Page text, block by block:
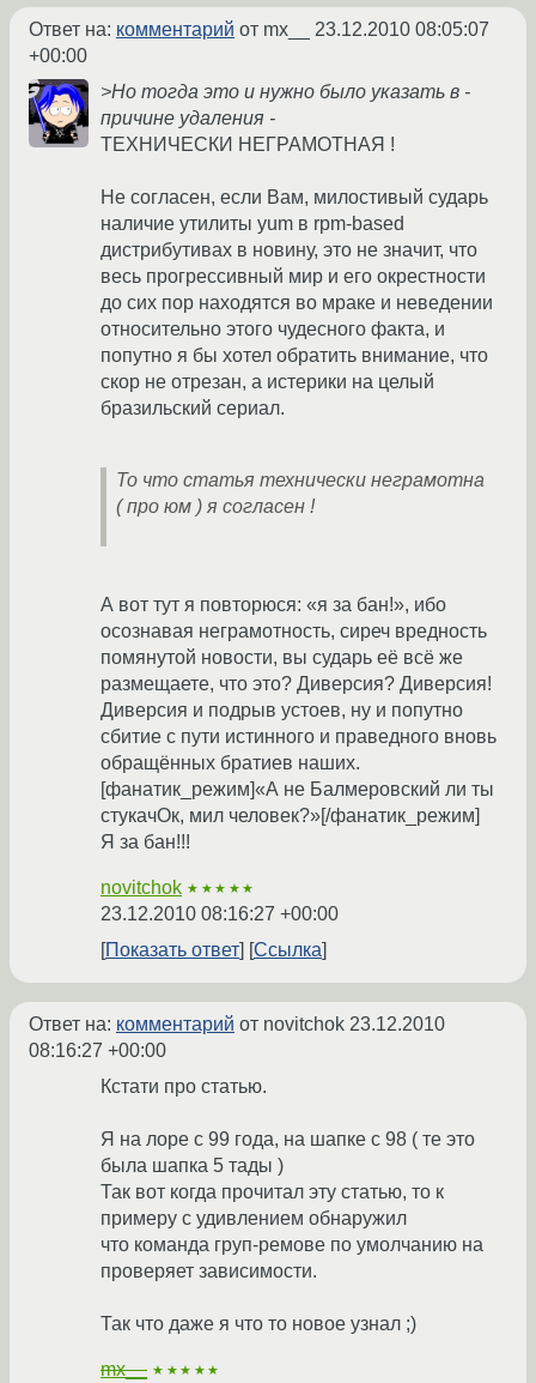
Ответ на: комментарий от mx__ 23.12.2010 08:05:07
+00:00
>Но тогда это и нужно было указать в -
причине удаления -
ТЕХНИЧЕСКИ НЕГРАМОТНАЯ !
Не согласен, если Вам, милостивый сударь
наличие утилиты yum в rpm-based
дистрибутивах в новину, это не значит, что
весь прогрессивный мир и его окрестности
до сих пор находятся во мраке и неведении
относительно этого чудесного факта, и
попутно я бы хотел обратить внимание, что
скор не отрезан, а истерики на целый
бразильский сериал.
То что статья технически неграмотна
( про юм ) я согласен !
А вот тут я повторюся: «я за бан!», ибо
осознавая неграмотность, сиреч вредность
помянутой новости, вы сударь её всё же
размещаете, что это? Диверсия? Диверсия!
Диверсия и подрыв устоев, ну и попутно
сбитие с пути истинного и праведного вновь
обращённых братиев наших.
[фанатик_режим]«А не Балмеровский ли ты
стукачОк, мил человек?»[/фанатик_режим]
Я за бан!!!
novitchok ★★★★★
23.12.2010 08:16:27 +00:00
Показать ответ
Ссылка
Ответ на: комментарий от novitchok 23.12.2010
08:16:27 +00:00
Кстати про статью.
Я на лоре с 99 года, на шапке с 98 ( те это
была шапка 5 тады )
Так вот когда прочитал эту статью, то к
примеру с удивлением обнаружил
что команда груп-ремове по умолчанию на
проверяет зависимости.
Так что даже я что то новое узнал ;)
mx__ ★★★★★